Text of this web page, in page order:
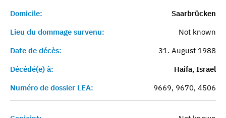
Domicile:
Saarbrücken
Lieu du dommage survenu:
Not known
Date de décès:
31. August 1988
Décédé(e) à:
Haifa, Israel
Numéro de dossier LEA:
9669, 9670, 4506